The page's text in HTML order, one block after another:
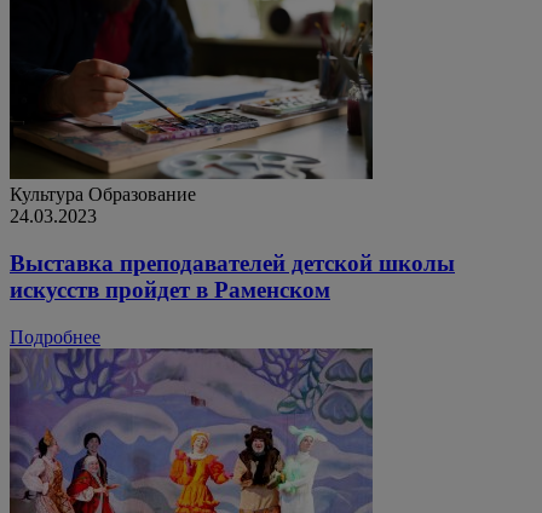
Культура Образование
24.03.2023
Выставка преподавателей детской школы
искусств пройдет в Раменском
Подробнее